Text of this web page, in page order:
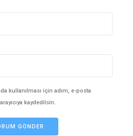
kullanılması için adım, e-posta
kaydedilsin.
GÖNDER